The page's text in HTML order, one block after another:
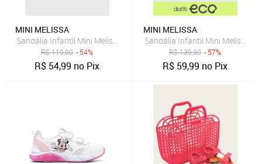
MINI MELISSA
Sandália Infantil Mini Melissa Possession Shiny B Transparente e
R$119,90 - 54%
R$ 54,99 no Pix
MINI MELISSA
Sandália Infantil Mini Melissa
R$139,90 - 57%
R$ 59,99 no Pix